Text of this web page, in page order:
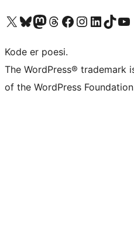
Visit our X (formerly Twitter) account
Visit our Bluesky account
Visit our Mastodon account
Visit our Threads account
Visit our Facebook page
Visit our Instagram account
Visit our LinkedIn
Visit ourVisit
Kode er poesi.
The WordPress® trademark
of the WordPress